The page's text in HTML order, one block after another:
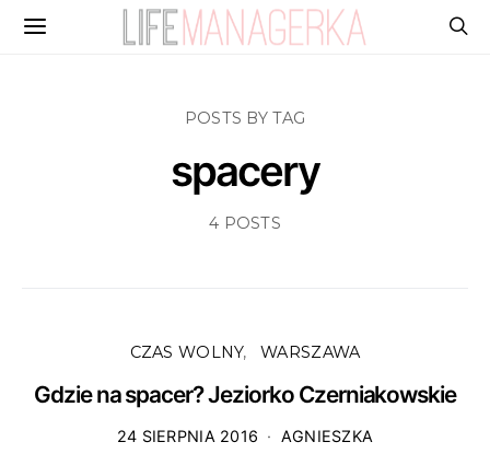
POSTS BY TAG
spacery
4 POSTS
CZAS WOLNY WARSZAWA
Gdzie na spacer? Jeziorko Czerniakowskie
24 SIERPNIA 2016 AGNIESZKA